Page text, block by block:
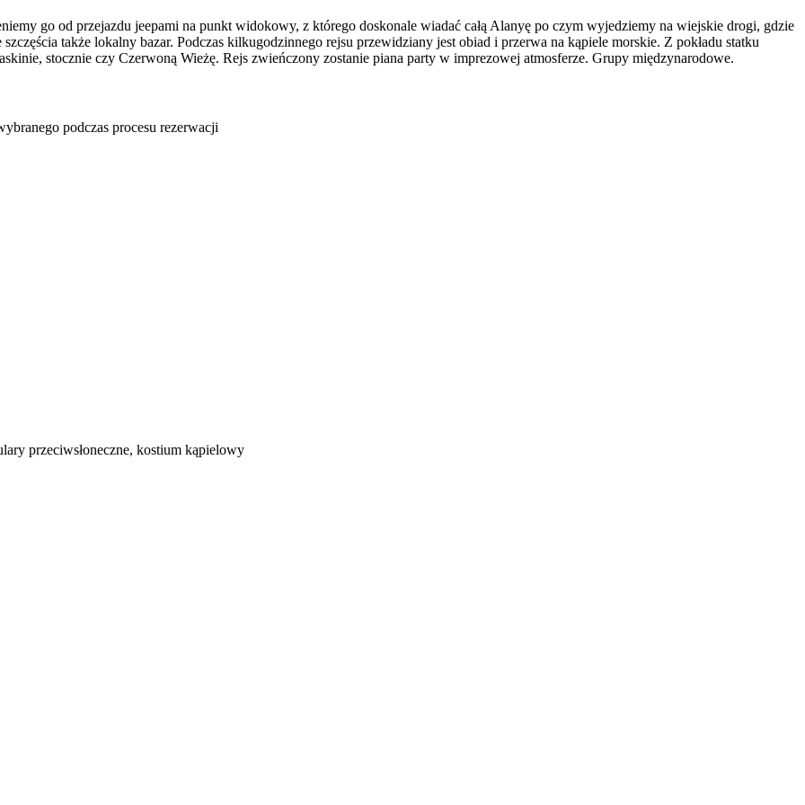
go od przejazdu jeepami na punkt widokowy, z którego doskonale wiadać całą Alanyę po czym wyjedziemy na wiejskie drogi, gdzie
także lokalny bazar. Podczas kilkugodzinnego rejsu przewidziany jest obiad i przerwa na kąpiele morskie. Z pokładu statku
stocznie czy Czerwoną Wieżę. Rejs zwieńczony zostanie piana party w imprezowej atmosferze. Grupy międzynarodowe.
podczas procesu rezerwacji
przeciwsłoneczne, kostium kąpielowy